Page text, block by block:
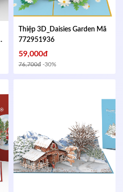
Thiệp 3D_Daisies Garden Mã
772951936
59,000đ
76,700đ -30%